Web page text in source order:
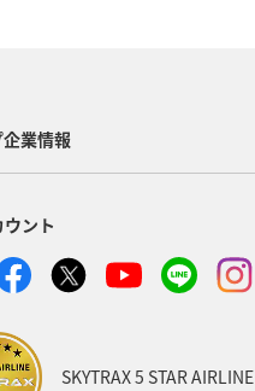
業情報
ント
SKYTRAX 5 STAR AIRLINE